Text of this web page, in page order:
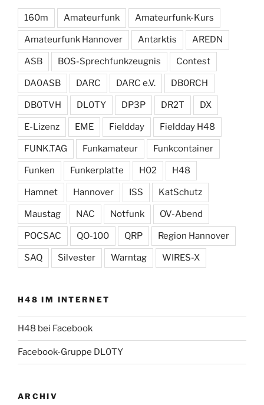
160m Amateurfunk Amateurfunk-Kurs
Amateurfunk Hannover Antarktis AREDN
ASB BOS-Sprechfunkzeugnis Contest
DA0ASB DARC DARC e.V. DB0RCH
DB0TVH DL0TY DP3P DR2T DX
E-Lizenz EME Fieldday Fieldday H48
FUNK.TAG Funkamateur Funkcontainer
Funken Funkerplatte H02 H48
Hamnet Hannover ISS KatSchutz
Maustag NAC Notfunk OV-Abend
POCSAC QO-100 QRP Region Hannover
SAQ Silvester Warntag WIRES-X
H48 IM INTERNET
H48 bei Facebook
Facebook-Gruppe DL0TY
ARCHIV